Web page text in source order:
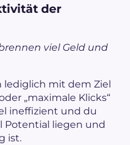
der
viel Geld und
lediglich mit dem Ziel
„maximale Klicks“
ineffizient und du
Potential liegen und
ist.